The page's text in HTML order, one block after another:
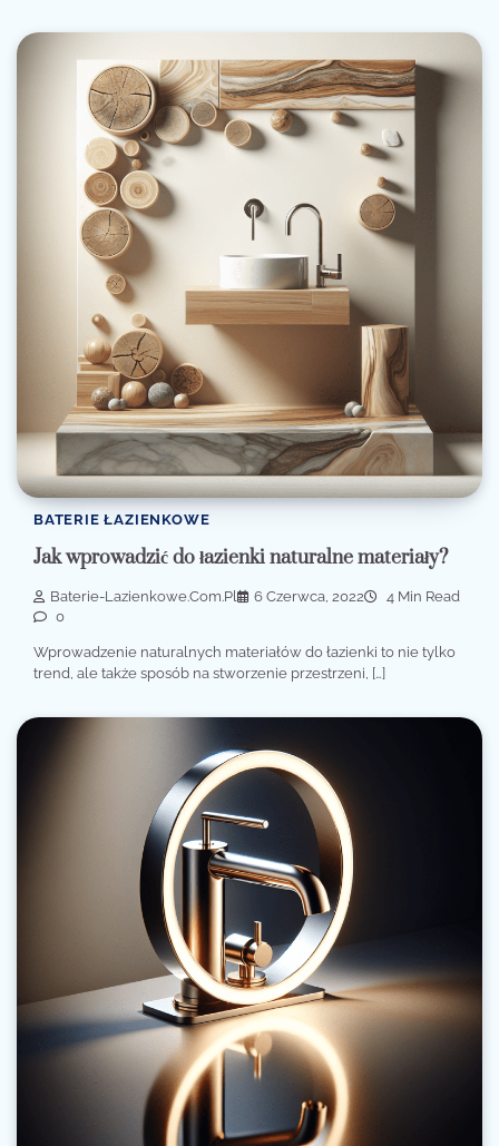
BATERIE ŁAZIENKOWE
Jak wprowadzić do łazienki naturalne materiały?
Baterie-Lazienkowe.com.pl 6 Czerwca, 2022
4 Min Read
0
Wprowadzenie naturalnych materiałów do łazienki to nie tylko
trend, ale także sposób na stworzenie przestrzeni, […]